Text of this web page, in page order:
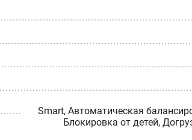
Smart, Автоматическая
Блокировка от детей,